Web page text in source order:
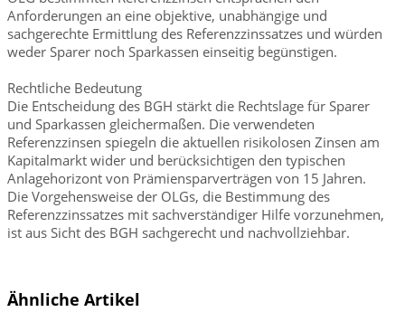
Anforderungen an eine objektive, unabhängige und
sachgerechte Ermittlung des Referenzzinssatzes und würden
weder Sparer noch Sparkassen einseitig begünstigen.
Rechtliche Bedeutung
Die Entscheidung des BGH stärkt die Rechtslage für Sparer
und Sparkassen gleichermaßen. Die verwendeten
Referenzzinsen spiegeln die aktuellen risikolosen Zinsen am
Kapitalmarkt wider und berücksichtigen den typischen
Anlagehorizont von Prämiensparverträgen von 15 Jahren.
Die Vorgehensweise der OLGs, die Bestimmung des
Referenzzinssatzes mit sachverständiger Hilfe vorzunehmen,
ist aus Sicht des BGH sachgerecht und nachvollziehbar.
Ähnliche Artikel